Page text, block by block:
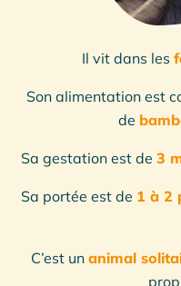
Il vit dans les
Son alimentation est
de
Sa gestation est de 3
Sa portée est de 1 à 2
C’est un animal